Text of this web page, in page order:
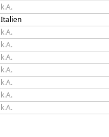
k.A.
Italien
k.A.
k.A.
k.A.
k.A.
k.A.
k.A.
k.A.